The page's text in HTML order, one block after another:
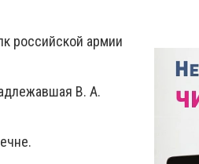
российской армии
В. А.